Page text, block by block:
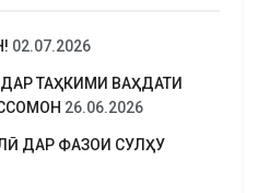
02.07.2026
ТАҲКИМИ ВАҲДАТИ
26.06.2026
ДАР ФАЗОИ СУЛҲУ